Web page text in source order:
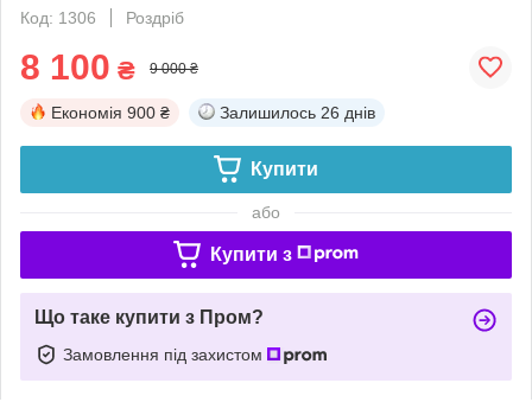
Код: 1306
Роздріб
8 100 ₴ 9 000 ₴
Економія 900 ₴ Залишилось 26 днів
Купити
або
Купити з
Що таке купити з Пром?
Замовлення під захистом